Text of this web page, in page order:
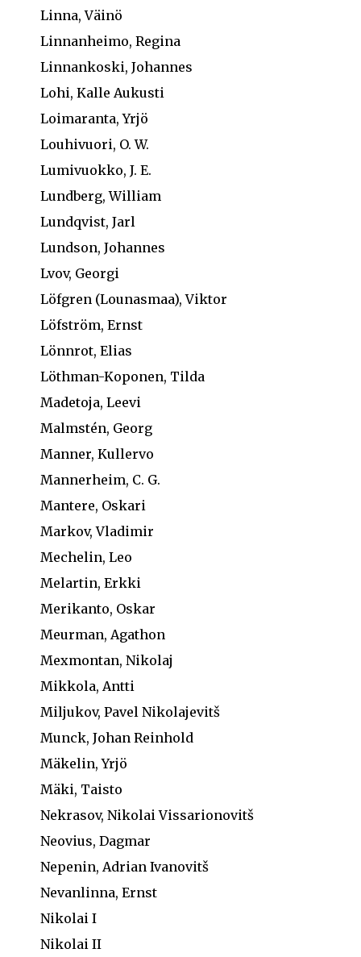
Linna, Väinö
Linnanheimo, Regina
Linnankoski, Johannes
Lohi, Kalle Aukusti
Loimaranta, Yrjö
Louhivuori, O. W.
Lumivuokko, J. E.
Lundberg, William
Lundqvist, Jarl
Lundson, Johannes
Lvov, Georgi
Löfgren (Lounasmaa), Viktor
Löfström, Ernst
Lönnrot, Elias
Löthman-Koponen, Tilda
Madetoja, Leevi
Malmstén, Georg
Manner, Kullervo
Mannerheim, C. G.
Mantere, Oskari
Markov, Vladimir
Mechelin, Leo
Melartin, Erkki
Merikanto, Oskar
Meurman, Agathon
Mexmontan, Nikolaj
Mikkola, Antti
Miljukov, Pavel Nikolajevitš
Munck, Johan Reinhold
Mäkelin, Yrjö
Mäki, Taisto
Nekrasov, Nikolai Vissarionovitš
Neovius, Dagmar
Nepenin, Adrian Ivanovitš
Nevanlinna, Ernst
Nikolai I
Nikolai II